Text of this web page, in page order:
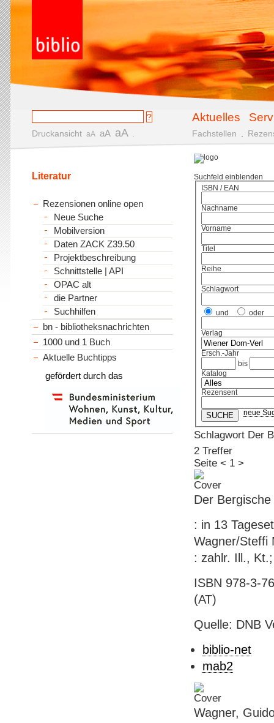
Aktuelles
Druckansicht aA aA aA Fachstellen
Suchfeld einblenden
ISBN / EAN
Nachname
Vorname
Titel
Reihe
Schlagwort
und oder
Verlag
Ersch.-Jahr
bis
Katalog
Rezensent
neue
Schlagwort Der
2 Treffer
Seite < 1 >
Der
: in 13
Wagner/Steffi
: zahlr. Ill.,
ISBN 978-3-
(AT)
Quelle: DNB
biblio-net
mab2
Wagner,
Literatur
Rezensionen online open
Neue Suche
Mobilversion
Daten ZACK Z39.50
Projektbeschreibung
Schnittstelle | API
OPAC alt
die Partner
Suchhilfen
bn - bibliotheksnachrichten
1000 und 1 Buch
Aktuelle Buchtipps
gefördert durch das